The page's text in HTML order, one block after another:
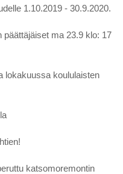
1.10.2019 - 30.9.2020.
päättäjäiset ma 23.9 klo: 17
lokakuussa koululaisten
katsomoremontin